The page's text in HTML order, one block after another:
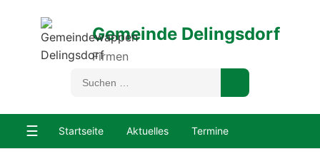
Gemeinde Delingsdorf
Firmen
☰ Startseite Aktuelles Termine